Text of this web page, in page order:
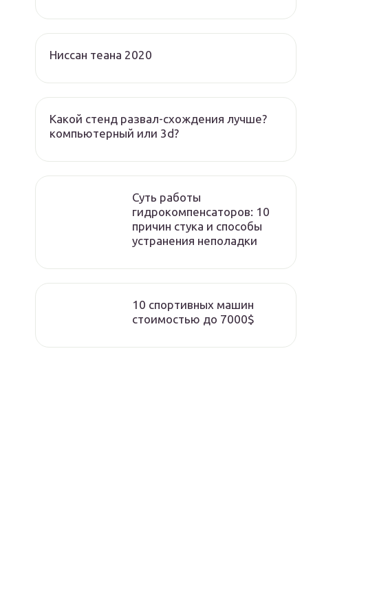
Ниссан теана 2020
Какой стенд развал-схождения лучше?
компьютерный или 3d?
Суть работы
гидрокомпенсаторов: 10
причин стука и способы
устранения неполадки
10 спортивных машин
стоимостью до 7000$